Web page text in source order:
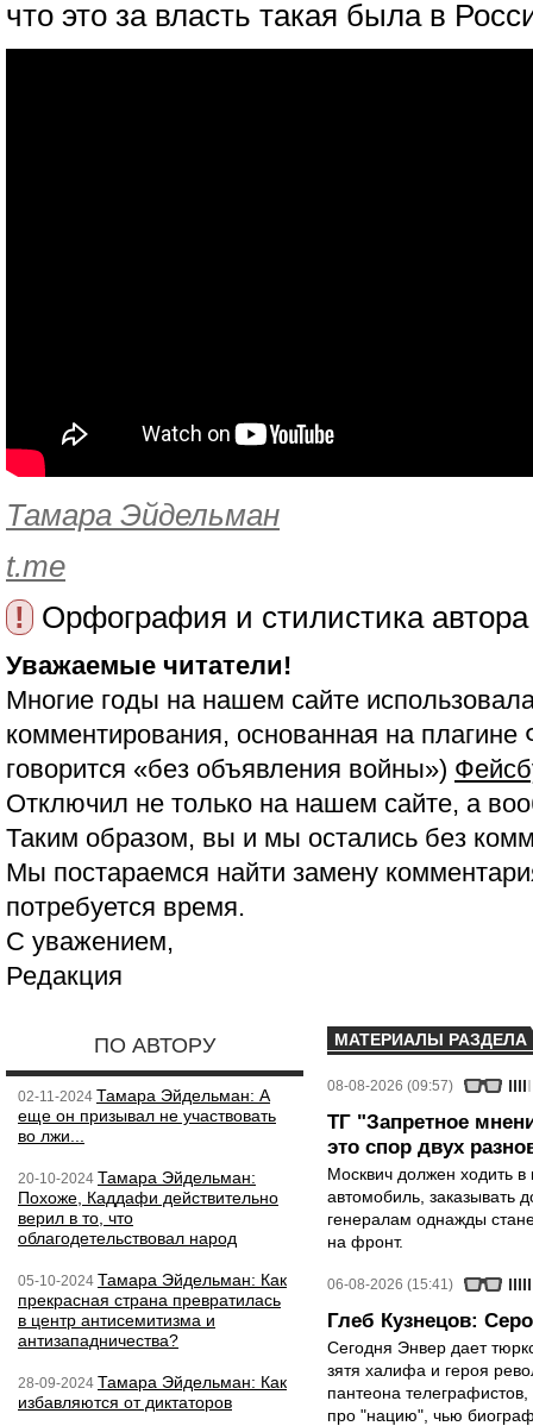
что это за власть такая была в
Тамара Эйдельман
t.me
!
Орфография и стилистика
Уважаемые читатели!
Многие годы на нашем сайте
комментирования, основанная на
говорится «без объявления войны»)
Отключил не только на нашем сайте, а
Таким образом, вы и мы остались без
Мы постараемся найти замену
потребуется время.
С уважением,
Редакция
ПО АВТОРУ
02-11-2024 Тамара Эйдельман: А
еще он призывал не участвовать
во лжи...
20-10-2024 Тамара Эйдельман:
Похоже, Каддафи действительно
верил в то, что
облагодетельствовал народ
05-10-2024 Тамара Эйдельман: Как
прекрасная страна превратилась
в центр антисемитизма и
антизападничества?
28-09-2024 Тамара Эйдельман: Как
избавляются от диктаторов
МАТЕРИАЛЫ РАЗДЕЛА
08-08-2026 (09:57)
ТГ "Запретное
это спор двух
Москвич должен ходить в
автомобиль, заказывать
генералам однажды
на фронт.
06-08-2026 (15:41)
Глеб Кузнецов:
Сегодня Энвер дает
зятя халифа и героя
пантеона
про "нацию", чью